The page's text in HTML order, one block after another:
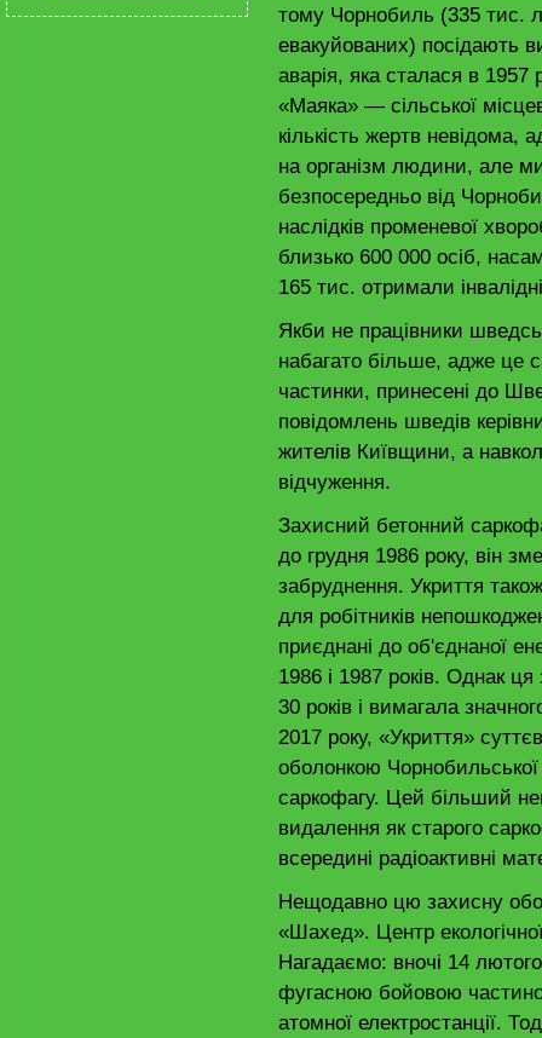
тому Чорнобиль (335 тис.
евакуйованих) посідають
аварія, яка сталася в 1957
«Маяка» — сільської
кількість жертв невідома,
на організм людини, але
безпосередньо від
наслідків променевої
близько 600 000 осіб,
165 тис. отримали
Якби не працівники
набагато більше, адже це
частинки, принесені до
повідомлень шведів
жителів Київщини, а
відчуження.
Захисний бетонний
до грудня 1986 року, він
забруднення. Укриття
для робітників
приєднані до об'єднаної
1986 і 1987 років. Однак
30 років і вимагала
2017 року, «Укриття»
оболонкою
саркофагу. Цей більший
видалення як старого
всередині радіоактивні
Нещодавно цю захисну
«Шахед». Центр
Нагадаємо: вночі 14
фугасною бойовою
атомної електростанції.